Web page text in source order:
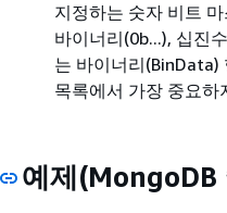
지정하는 숫자 비트
바이너리(0b...), 십진
는 바이너리(BinData)
목록에서 가장 중요하
예제(MongoDB